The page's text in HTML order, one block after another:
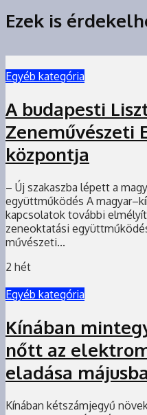
Ezek is
Egyéb kategória
A budapesti
Zeneművészeti
központja
– Új szakaszba lépett a
együttműködés A
kapcsolatok további
zeneoktatási
művészeti...
2 hét
Egyéb kategória
Kínában
nőtt az
eladása
Kínában kétszámjegyű